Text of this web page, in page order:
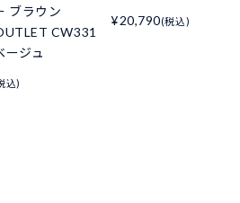
ブラウン
CW331
ージュ
込)
¥20,790(税込)